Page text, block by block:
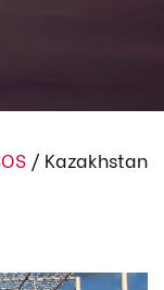
/ Kazakhstan